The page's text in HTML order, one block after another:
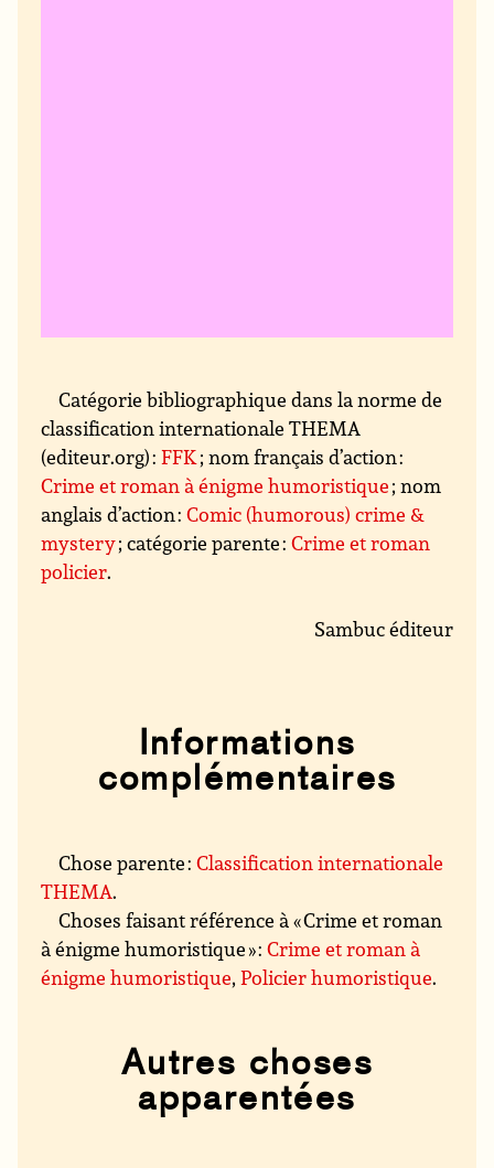
Catégorie bibliographique dans la norme de
classification internationale THEMA
(editeur.org) :FFK; nom français d’action :
Crime et roman à énigme humoristique; nom
anglais d’action :Comic (humorous) crime &
mystery; catégorie parente :Crime et roman
policier.
Sambuc éditeur
Informations
complémentaires
Chose parente :Classification internationale
THEMA.
Choses faisant référence à « Crime et roman
à énigme humoristique » :Crime et roman à
énigme humoristique,Policier humoristique.
Autres choses
apparentées